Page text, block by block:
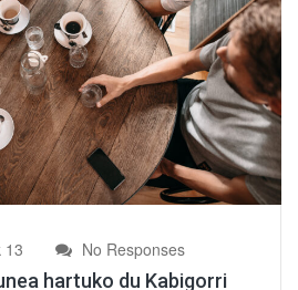
13 No Responses
hartuko du Kabigorri